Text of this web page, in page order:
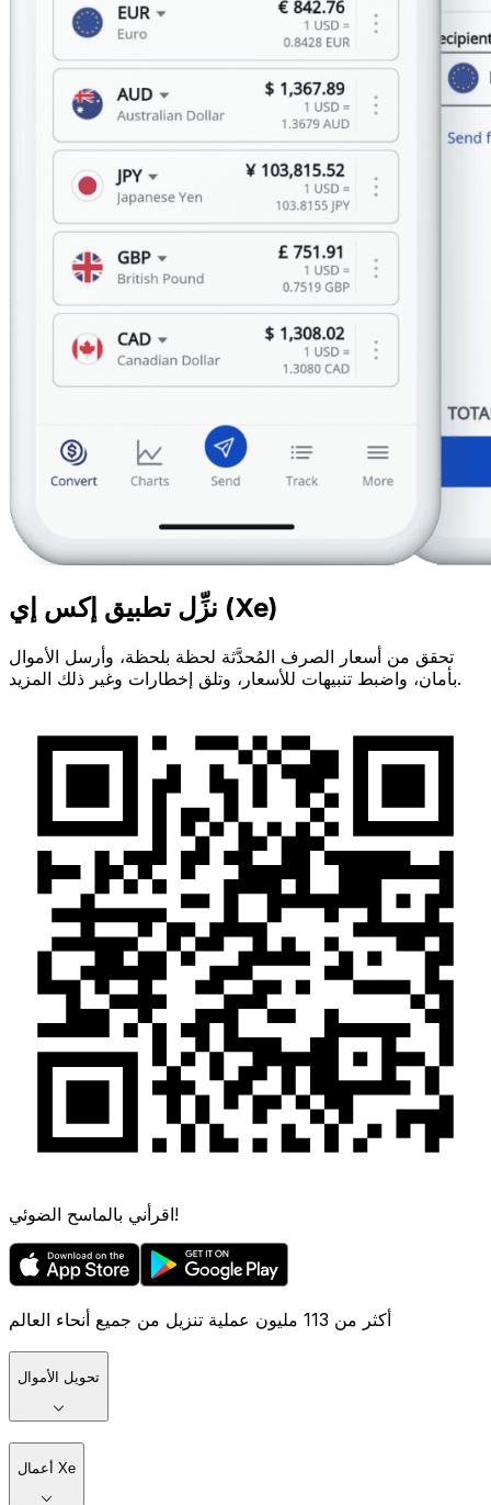
نزِّل تطبيق إكس إي (Xe)
تحقق من أسعار الصرف المُحدَّثة لحظة بلحظة، وأرسل الأموال
بأمان، واضبط تنبيهات للأسعار، وتلق إخطارات وغير ذلك المزيد.
اقرأني بالماسح الضوئي!
أكثر من 113 مليون عملية تنزيل من جميع أنحاء العالم
تحويل الأموال
أعمال Xe